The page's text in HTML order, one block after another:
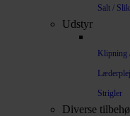
Salt /
Udstyr
Klipning
Strigler
Diverse